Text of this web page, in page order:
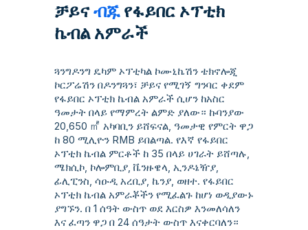
ቻይናብጁየፋይበር ኦፕቲክ
ኬብል አምራች
ጓንግዶንግ ዴካም ኦፕቲካል ኮሙኒኬሽን ቴክኖሎጂ
ኮርፖሬሽን በዶንግጓን፣ ቻይና የሚገኝ ግንባር ቀደም
የፋይበር ኦፕቲክ ኬብል አምራች ሲሆን ከአስር
ዓመታት በላይ የማምረት ልምድ ያለው። ኩባንያው
20,650 ㎡ አካባቢን ይሸፍናል, ዓመታዊ የምርት ዋጋ
ከ 80 ሚሊዮን RMB ይበልጣል. የእኛ የፋይበር
ኦፕቲክ ኬብል ምርቶች ከ 35 በላይ ሀገራት ይሸጣሉ,
ሜክሲኮ, ኮሎምቢያ, ቬንዙዌላ, ኢንዶኔዥያ,
ፊሊፒንስ, ሳዑዲ አረቢያ, ኬንያ, ወዘተ. የፋይበር
ኦፕቲክ ኬብል አምራቾችን የሚፈልጉ ከሆነ ወዲያውኑ
ያግኙን. በ 1 ሰዓት ውስጥ ወደ እርስዎ እንመለሳለን
እና ፈጣን ዋጋ በ 24 ሰዓታት ውስጥ እናቀርባለን።